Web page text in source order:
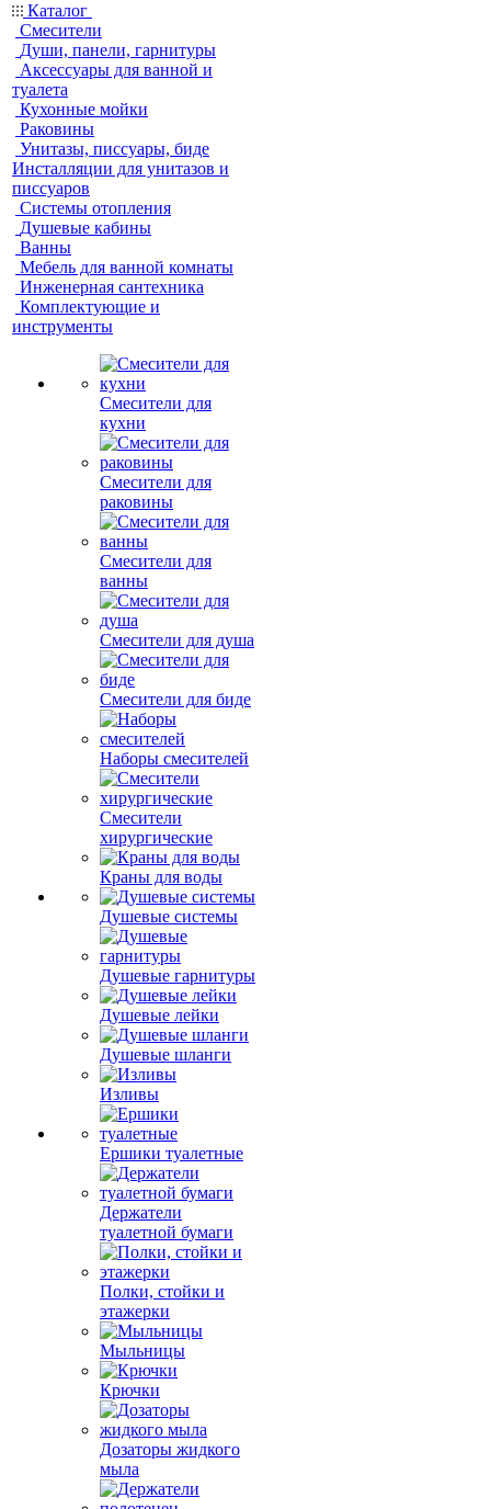
Каталог
Смесители
Души, панели, гарнитуры
Аксессуары для ванной и
туалета
Кухонные мойки
Раковины
Унитазы, писсуары, биде
Инсталляции для унитазов и
писсуаров
Системы отопления
Душевые кабины
Ванны
Мебель для ванной комнаты
Инженерная сантехника
Комплектующие и
инструменты
Смесители для
кухни
Смесители для
раковины
Смесители для
ванны
Смесители для душа
Смесители для биде
Наборы смесителей
Смесители
хирургические
Краны для воды
Душевые системы
Душевые гарнитуры
Душевые лейки
Душевые шланги
Изливы
Ершики туалетные
Держатели
туалетной бумаги
Полки, стойки и
этажерки
Мыльницы
Крючки
Дозаторы жидкого
мыла